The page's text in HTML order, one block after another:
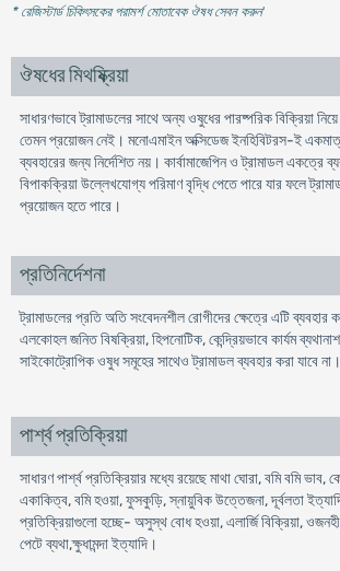
* রেজিস্টার্ড চিকিৎসকের পরামর্শ মোতাবেক ঔষধ সেবন করুন'
ঔষধের মিথষ্ক্রিয়া
সাধারণভাবে ট্রামাডলের সাথে অন্য ওষুধের পারষ্পরিক বিক্রিয়া
তেমন প্রয়োজন নেই। মনোএমাইন অক্সিডেজ ইনহিবিটরস-ই
ব্যবহারের জন্য নির্দেশিত নয়। কার্বামাজেপিন ও ট্রামাডল একত্রে
বিপাকক্রিয়া উল্লেখযোগ্য পরিমাণ বৃদ্ধি পেতে পারে যার ফলে
প্রয়োজন হতে পারে।
প্রতিনির্দেশনা
ট্রামাডলের প্রতি অতি সংবেদনশীল রোগীদের ক্ষেত্রে এটি ব্যবহার
এলকোহল জনিত বিষক্রিয়া, হিপনোটিক, কেন্দ্রিয়ভাবে কার্যম
সাইকোট্রোপিক ওষুধ সমূহের সাথেও ট্রামাডল ব্যবহার করা যাবে না।
পার্শ্ব প্রতিক্রিয়া
সাধারণ পার্শ্ব প্রতিক্রিয়ার মধ্যে রয়েছে মাথা ঘোরা, বমি বমি ভাব,
একাকিত্ব, বমি হওয়া, ফুসকুড়ি, স্নায়ুবিক উত্তেজনা, দূর্বলতা
প্রতিক্রিয়াগুলো হচ্ছে- অসুস্থ বোধ হওয়া, এলার্জি বিক্রিয়া,
পেটে ব্যথা,ক্ষুধামন্দা ইত্যাদি।